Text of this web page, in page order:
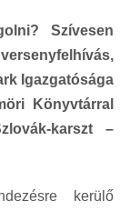
Szívesen
Igazgatósága
Könyvtárral
karszt –
kerülő